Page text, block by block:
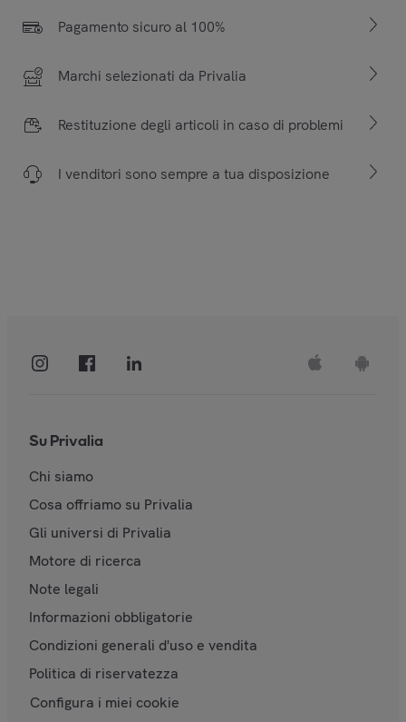
Pagamento sicuro al 100%
Marchi selezionati da Privalia
Restituzione degli articoli in caso di problemi
I venditori sono sempre a tua disposizione
Su Privalia
Chi siamo
Cosa offriamo su Privalia
Gli universi di Privalia
Motore di ricerca
Note legali
Informazioni obbligatorie
Condizioni generali d'uso e vendita
Politica di riservatezza
Configura i miei cookie